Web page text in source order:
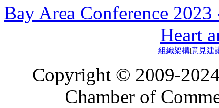
Bay Area Conference
Heart
組織架構|意見建
Copyright © 2009-
Chamber of